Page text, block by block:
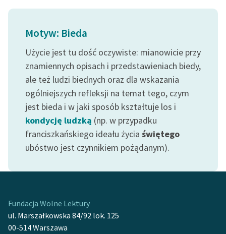
twórców przechodzących
lektur szkolnych oraz
Starego Testamentu
Odkurzamy bohaterów
Szkoła Poezji Wolnych
Lektur
O nas
Zespół
Motyw: Bieda
Użycie jest tu dość oczywiste: mianowicie przy
znamiennych opisach i przedstawieniach biedy,
ale też ludzi biednych oraz dla wskazania
ogólniejszych refleksji na temat tego, czym
jest bieda i w jaki sposób kształtuje los i
kondycję ludzką (np. w przypadku
franciszkańskiego ideału życia świętego
ubóstwo jest czynnikiem pożądanym).
Fundacja Wolne Lektury
ul. Marszałkowska 84/92 lok. 125
00-514 Warszawa